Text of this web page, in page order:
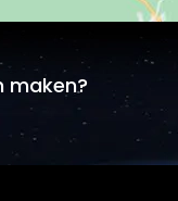
maken?